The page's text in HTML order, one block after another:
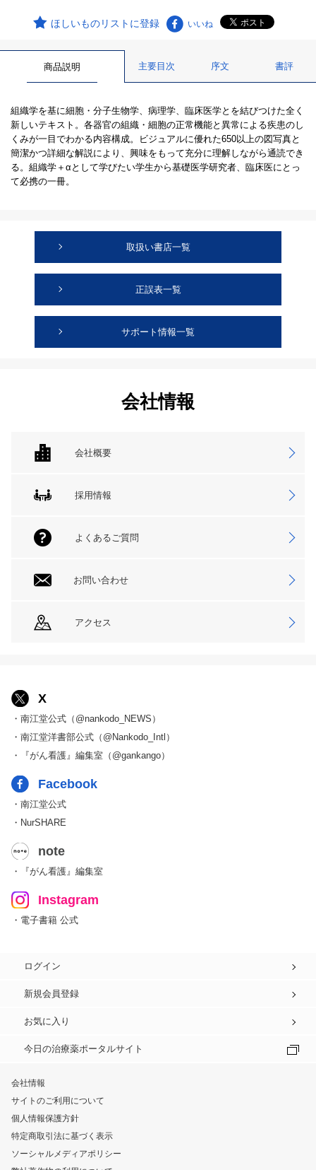
ほしいものリストに登録 いいね
商品説明 主要目次 序文 書評
組織学を基に細胞・分子生物学、病理学、臨床医学とを結びつけた全く
新しいテキスト。各器官の組織・細胞の正常機能と異常による疾患のし
くみが一目でわかる内容構成。ビジュアルに優れた650以上の図写真と
簡潔かつ詳細な解説により、興味をもって充分に理解しながら通読でき
る。組織学＋αとして学びたい学生から基礎医学研究者、臨床医にとっ
て必携の一冊。
取扱い書店一覧
正誤表一覧
サポート情報一覧
会社情報
会社概要
採用情報
よくあるご質問
お問い合わせ
アクセス
X
・南江堂公式（@nankodo_NEWS）
・南江堂洋書部公式（@Nankodo_Intl）
・『がん看護』編集室（@gankango）
Facebook
・南江堂公式
・NurSHARE
note
・『がん看護』編集室
Instagram
・電子書籍 公式
ログイン
新規会員登録
お気に入り
今日の治療薬ポータルサイト
会社情報
サイトのご利用について
個人情報保護方針
特定商取引法に基づく表示
ソーシャルメディアポリシー